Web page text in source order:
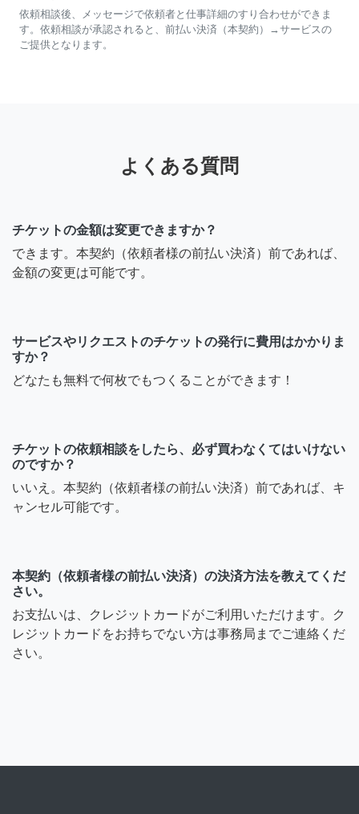
依頼相談後、メッセージで依頼者と仕事詳細のすり合わせができま
す。依頼相談が承認されると、前払い決済（本契約）→サービスの
ご提供となります。
よくある質問
チケットの金額は変更できますか？
できます。本契約（依頼者様の前払い決済）前であれば、
金額の変更は可能です。
サービスやリクエストのチケットの発行に費用はかかりま
すか？
どなたも無料で何枚でもつくることができます！
チケットの依頼相談をしたら、必ず買わなくてはいけない
のですか？
いいえ。本契約（依頼者様の前払い決済）前であれば、キ
ャンセル可能です。
本契約（依頼者様の前払い決済）の決済方法を教えてくだ
さい。
お支払いは、クレジットカードがご利用いただけます。ク
レジットカードをお持ちでない方は事務局までご連絡くだ
さい。